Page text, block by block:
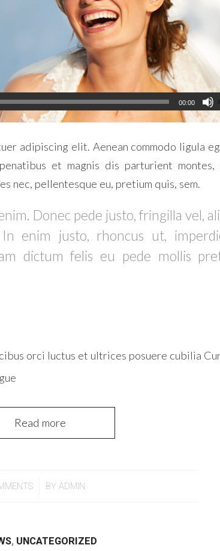
00:00
adipiscing elit. Aenean commodo ligula
et magnis dis parturient montes,
nec, pellentesque eu, pretium quis, sem.
Donec pede justo, fringilla vel,
enim justo, rhoncus ut,
dictum felis eu pede mollis
orci luctus et ultrices posuere cubilia
Read more
/ BYADMIN
, UNCATEGORIZED